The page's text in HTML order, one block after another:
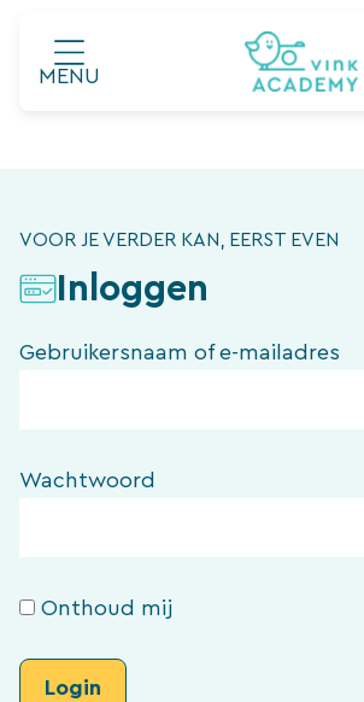
naar
MENU
VOOR JE VERDER KAN, EERST EVEN
Inloggen
Gebruikersnaam of e-mailadres
Wachtwoord
Onthoud mij